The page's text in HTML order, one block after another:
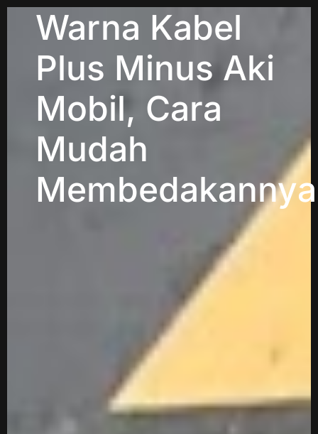
Warna Kabel
Plus Minus Aki
Mobil, Cara
Mudah
Membedakannya